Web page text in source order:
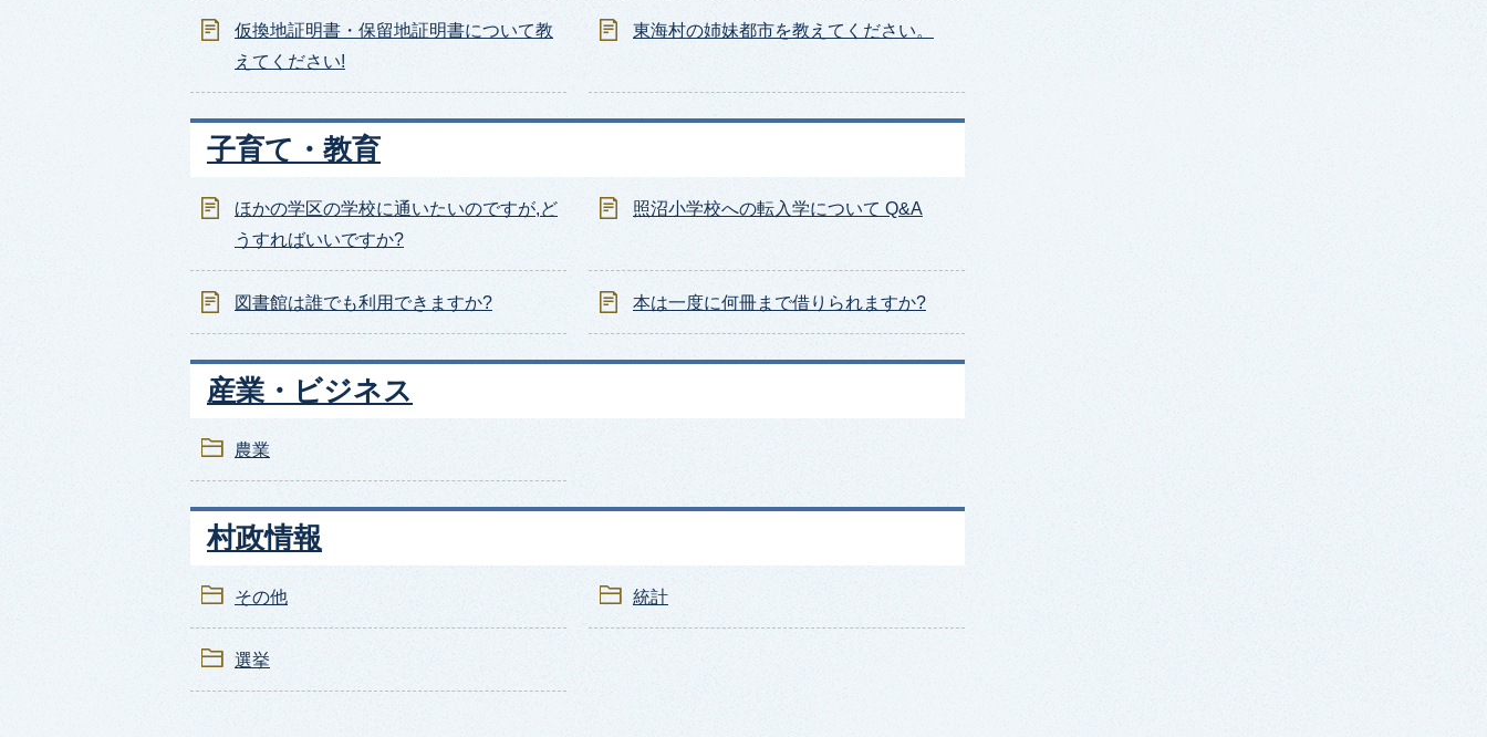
仮換地証明書・保留地証明書について教
えてください!
東海村の姉妹都市を教えてください。
子育て・教育
ほかの学区の学校に通いたいのですが,ど
うすればいいですか?
照沼小学校への転入学について Q&A
図書館は誰でも利用できますか? 本は一度に何冊まで借りられますか?
産業・ビジネス
農業
村政情報
その他 統計
選挙